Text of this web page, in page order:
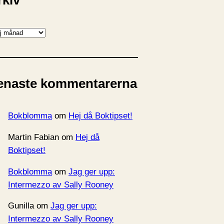
kommentarerna
Bokblommaom Hej då Boktipset!
Martin Fabian om Hej då
Boktipset!
Bokblomma om Jag ger upp:
Intermezzo av Sally Rooney
Gunillaom Jag ger upp:
Intermezzo av Sally Rooney